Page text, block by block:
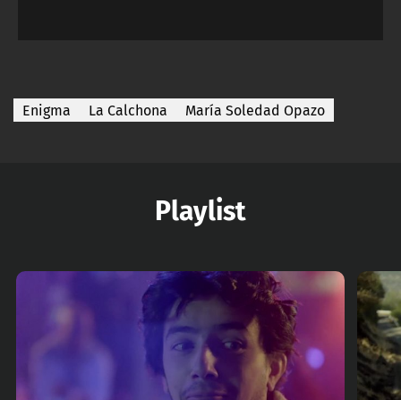
Enigma La Calchona María Soledad Opazo
Playlist